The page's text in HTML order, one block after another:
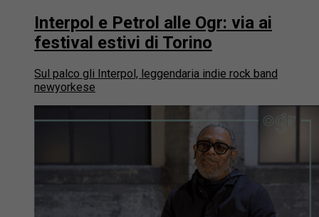
Interpol e Petrol alle Ogr: via ai
festival estivi di Torino
Sul palco gli Interpol, leggendaria indie rock band
newyorkese